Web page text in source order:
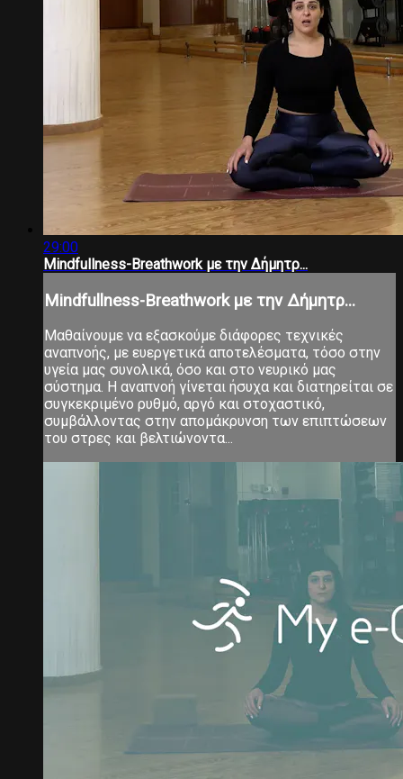
29:00
Mindfullness-Breathwork με την Δήμητρ...
Mindfullness-Breathwork με την Δήμητρ...
Μαθαίνουμε να εξασκούμε διάφορες τεχνικές
αναπνοής, με ευεργετικά αποτελέσματα, τόσο στην
υγεία μας συνολικά, όσο και στο νευρικό μας
σύστημα. Η αναπνοή γίνεται ήσυχα και διατηρείται σε
συγκεκριμένο ρυθμό, αργό και στοχαστικό,
συμβάλλοντας στην απομάκρυνση των επιπτώσεων
του στρες και βελτιώνοντα...